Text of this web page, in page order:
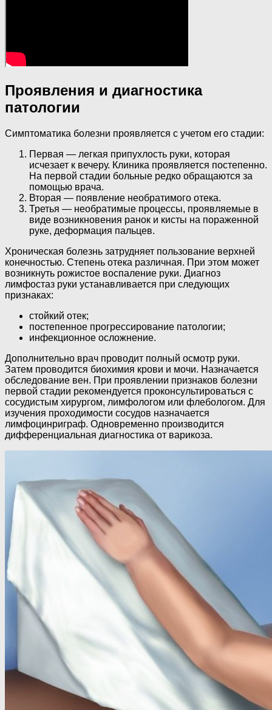
Проявления и диагностика
патологии
Симптоматика болезни проявляется с учетом его стадии:
Первая — легкая припухлость руки, которая
исчезает к вечеру. Клиника проявляется постепенно.
На первой стадии больные редко обращаются за
помощью врача.
Вторая — появление необратимого отека.
Третья — необратимые процессы, проявляемые в
виде возникновения ранок и кисты на пораженной
руке, деформация пальцев.
Хроническая болезнь затрудняет пользование верхней
конечностью. Степень отека различная. При этом может
возникнуть рожистое воспаление руки. Диагноз
лимфостаз руки устанавливается при следующих
признаках:
стойкий отек;
постепенное прогрессирование патологии;
инфекционное осложнение.
Дополнительно врач проводит полный осмотр руки.
Затем проводится биохимия крови и мочи. Назначается
обследование вен. При проявлении признаков болезни
первой стадии рекомендуется проконсультироваться с
сосудистым хирургом, лимфологом или флебологом. Для
изучения проходимости сосудов назначается
лимфоцинриграф. Одновременно производится
дифференциальная диагностика от варикоза.